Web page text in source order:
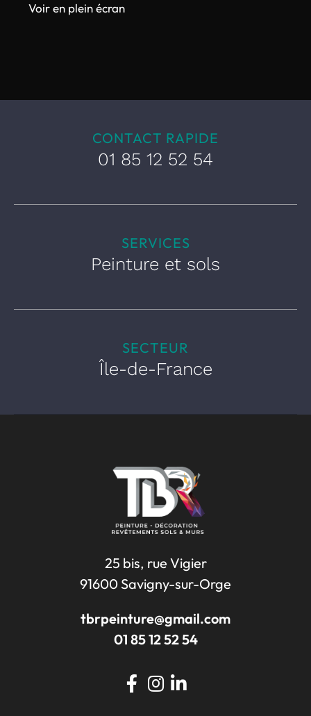
Voir en plein écran
CONTACT RAPIDE
01 85 12 52 54
SERVICES
Peinture et sols
SECTEUR
Île-de-France
25 bis, rue Vigier
91600 Savigny-sur-Orge
tbrpeinture@gmail.com
01 85 12 52 54